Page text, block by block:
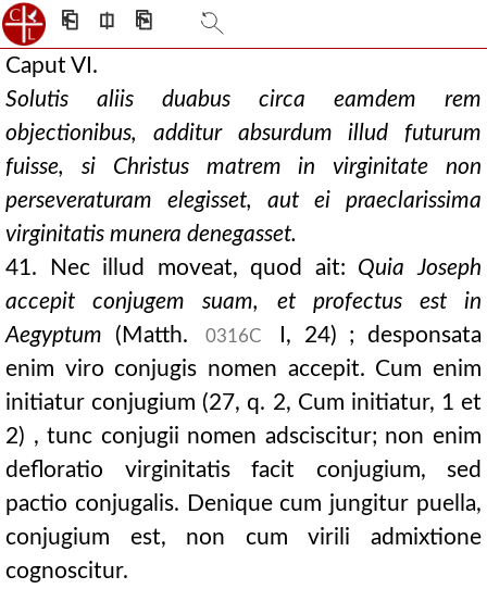
⎗ ⎅ ⎘
Caput VI.
Solutis aliis duabus circa eamdem rem
objectionibus, additur absurdum illud futurum
fuisse, si Christus matrem in virginitate non
perseveraturam elegisset, aut ei praeclarissima
virginitatis munera denegasset.
41. Nec illud moveat, quod ait: Quia Joseph
accepit conjugem suam, et profectus est in
Aegyptum (Matth. 0316C
I, 24) ; desponsata
enim viro conjugis nomen accepit. Cum enim
initiatur conjugium (27, q. 2, Cum initiatur, 1 et
2) , tunc conjugii nomen adsciscitur; non enim
defloratio virginitatis facit conjugium, sed
pactio conjugalis. Denique cum jungitur puella,
conjugium est, non cum virili admixtione
cognoscitur.